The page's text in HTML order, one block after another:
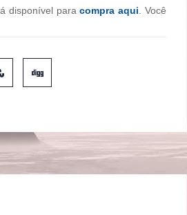
disponível paracompra aqui. Você